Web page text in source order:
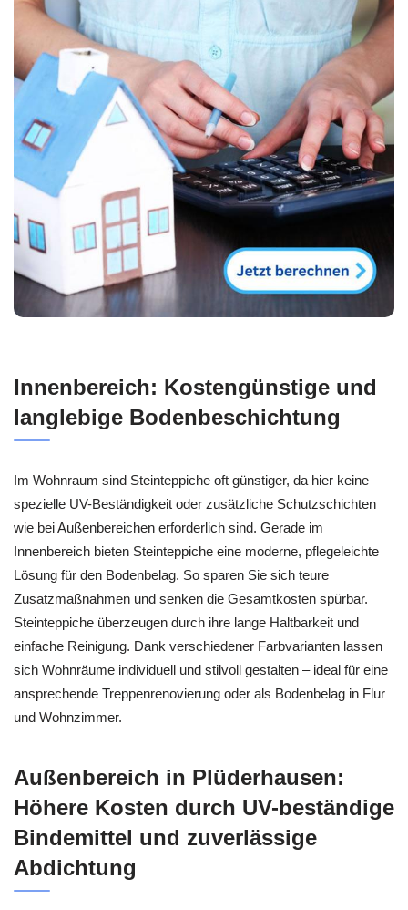
Innenbereich: Kostengünstige und
langlebige Bodenbeschichtung
Im Wohnraum sind Steinteppiche oft günstiger, da hier keine
spezielle UV-Beständigkeit oder zusätzliche Schutzschichten
wie bei Außenbereichen erforderlich sind. Gerade im
Innenbereich bieten Steinteppiche eine moderne, pflegeleichte
Lösung für den Bodenbelag. So sparen Sie sich teure
Zusatzmaßnahmen und senken die Gesamtkosten spürbar.
Steinteppiche überzeugen durch ihre lange Haltbarkeit und
einfache Reinigung. Dank verschiedener Farbvarianten lassen
sich Wohnräume individuell und stilvoll gestalten – ideal für eine
ansprechende Treppenrenovierung oder als Bodenbelag in Flur
und Wohnzimmer.
Außenbereich in Plüderhausen:
Höhere Kosten durch UV-beständige
Bindemittel und zuverlässige
Abdichtung